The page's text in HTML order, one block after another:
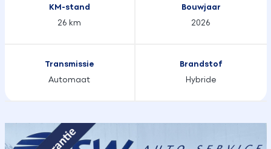
KM-stand
26 km
Bouwjaar
2026
Transmissie
Automaat
Brandstof
Hybride